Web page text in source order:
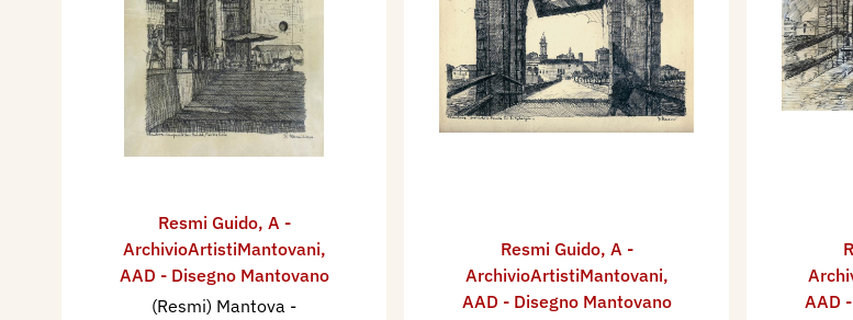
Resmi Guido, A -
ArchivioArtistiMantovani,
AAD - Disegno Mantovano
(Resmi) Mantova -
Resmi Guido, A -
ArchivioArtistiMantovani,
AAD - Disegno Mantovano
AAD